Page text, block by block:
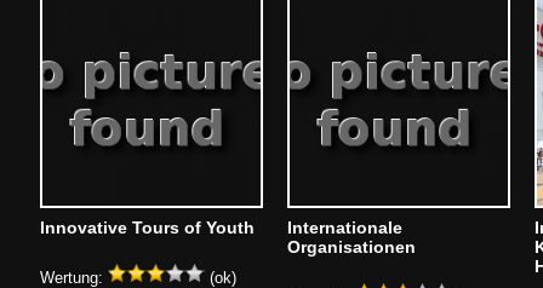
Innovative Tours of Youth
Wertung: (ok)
Internationale
Organisationen